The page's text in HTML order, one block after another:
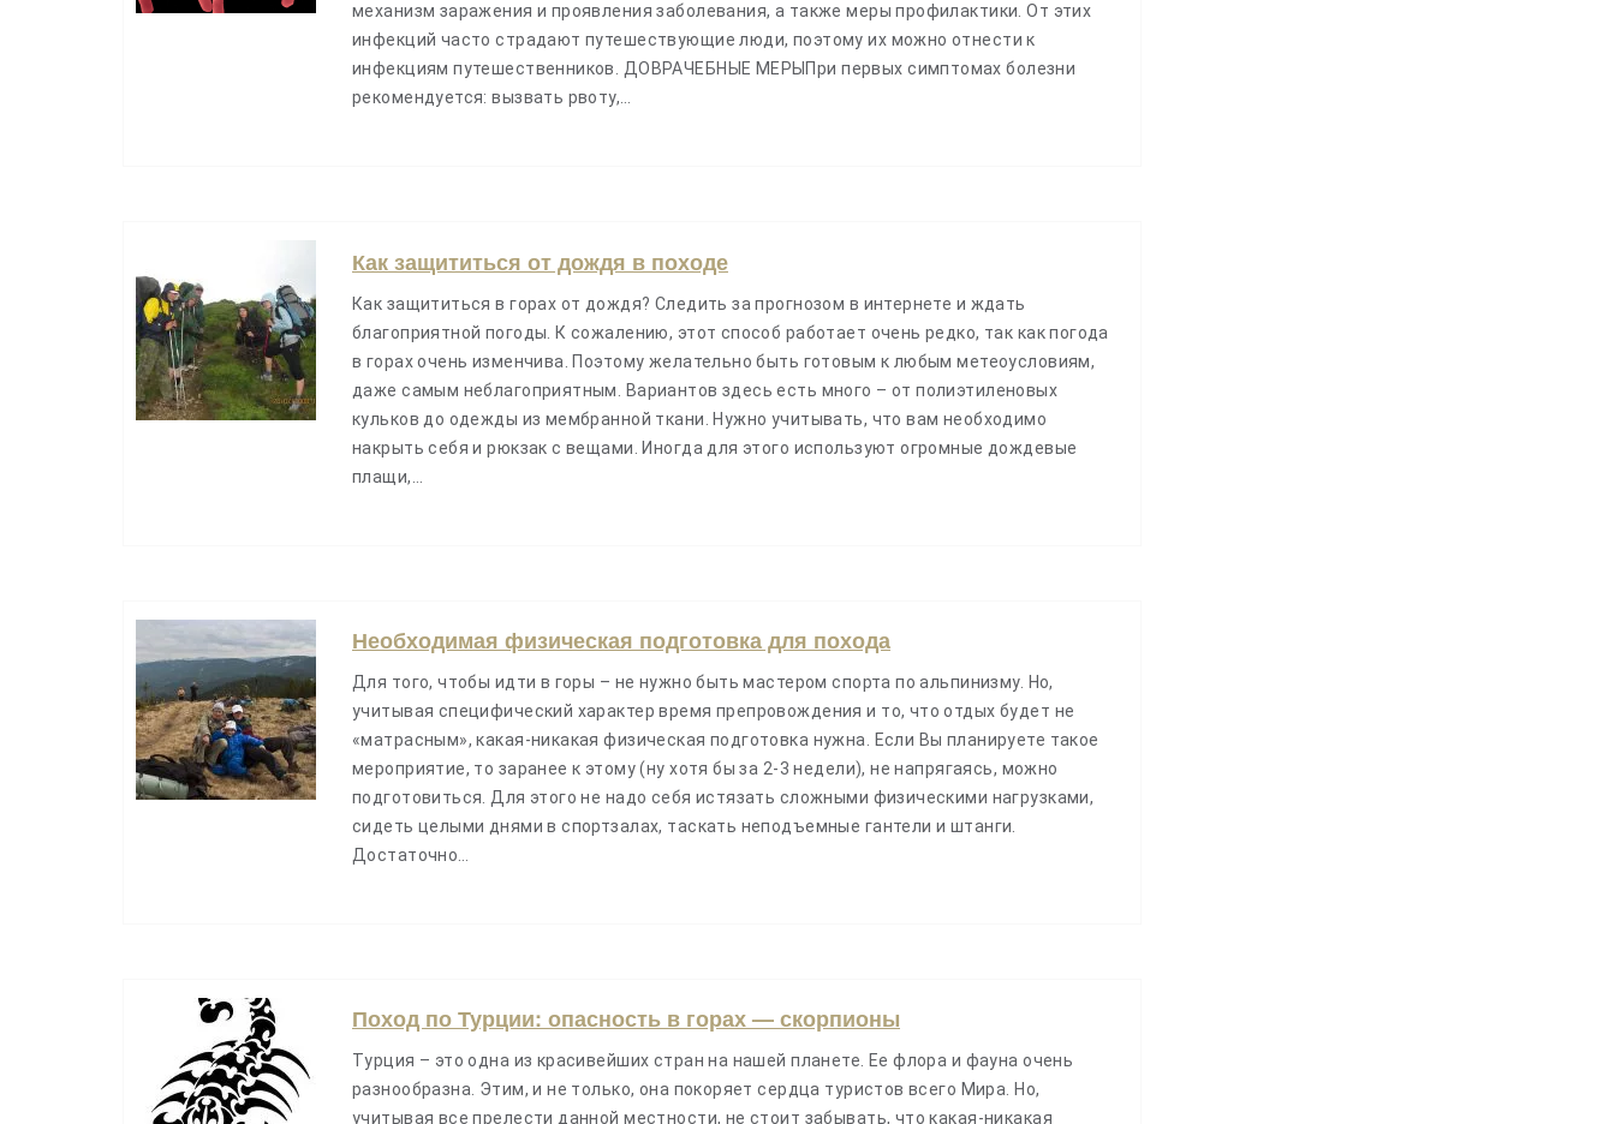
механизм заражения и проявления заболевания, а также меры профилактики. От этих
инфекций часто страдают путешествующие люди, поэтому их можно отнести к
инфекциям путешественников. ДОВРАЧЕБНЫЕ МЕРЫПри первых симптомах болезни
рекомендуется: вызвать рвоту,…
Как защититься от дождя в походе
Как защититься в горах от дождя? Следить за прогнозом в интернете и ждать
благоприятной погоды. К сожалению, этот способ работает очень редко, так как погода
в горах очень изменчива. Поэтому желательно быть готовым к любым метеоусловиям,
даже самым неблагоприятным. Вариантов здесь есть много – от полиэтиленовых
кульков до одежды из мембранной ткани. Нужно учитывать, что вам необходимо
накрыть себя и рюкзак с вещами. Иногда для этого используют огромные дождевые
плащи,…
Необходимая физическая подготовка для похода
Для того, чтобы идти в горы – не нужно быть мастером спорта по альпинизму. Но,
учитывая специфический характер время препровождения и то, что отдых будет не
«матрасным», какая-никакая физическая подготовка нужна. Если Вы планируете такое
мероприятие, то заранее к этому (ну хотя бы за 2-3 недели), не напрягаясь, можно
подготовиться. Для этого не надо себя истязать сложными физическими нагрузками,
сидеть целыми днями в спортзалах, таскать неподъемные гантели и штанги.
Достаточно…
Поход по Турции: опасность в горах — скорпионы
Турция – это одна из красивейших стран на нашей планете. Ее флора и фауна очень
разнообразна. Этим, и не только, она покоряет сердца туристов всего Мира. Но,
учитывая все прелести данной местности, не стоит забывать, что какая-никакая